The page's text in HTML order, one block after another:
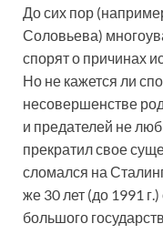
До сих пор
Соловьева)
спорят о причинах
Но не кажется ли
несовершенстве
и предателей не
прекратил свое
сломался на
же 30 лет (до 1991
большого